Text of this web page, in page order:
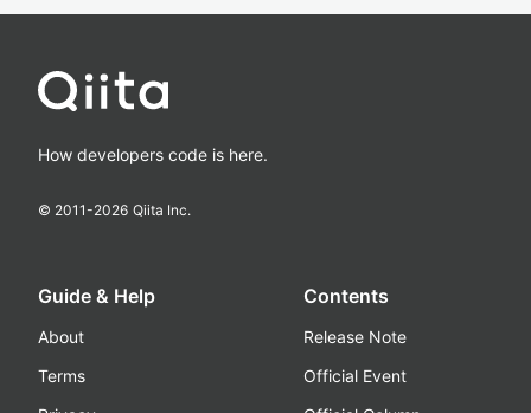
How developers code is here.
© 2011-2026 Qiita Inc.
Guide & Help
About
Terms
Contents
Release Note
Official Event